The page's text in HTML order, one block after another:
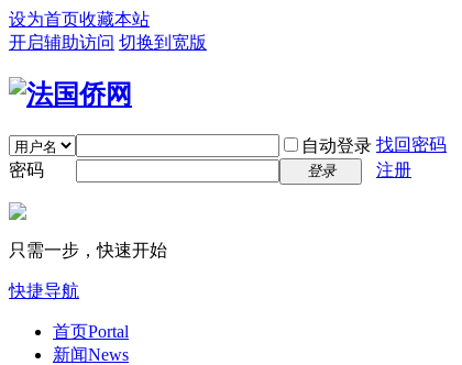
设为首页收藏本站
开启辅助访问 切换到宽版
自动登录 找回密码
密码
登录 注册
只需一步，快速开始
快捷导航
首页Portal
新闻News